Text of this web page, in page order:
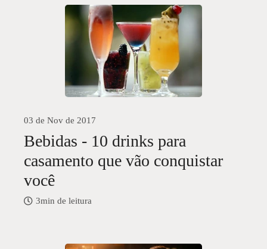
03 de Nov de 2017
Bebidas - 10 drinks para
casamento que vão conquistar
você
3min de leitura